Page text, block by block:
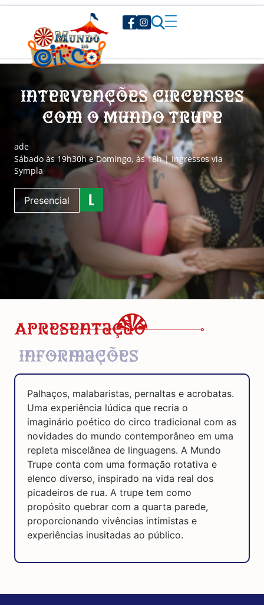
Intervenções Circenses
com o Mundo Trupe
ade
Sábado às 19h30h e Domingo, às 18h | Ingressos via
Sympla
Presencial
Apresentação
Informações
Palhaços, malabaristas, pernaltas e acrobatas.
Uma experiência lúdica que recria o
imaginário poético do circo tradicional com as
novidades do mundo contemporâneo em uma
repleta miscelânea de linguagens. A Mundo
Trupe conta com uma formação rotativa e
elenco diverso, inspirado na vida real dos
picadeiros de rua. A trupe tem como
propósito quebrar com a quarta parede,
proporcionando vivências intimistas e
experiências inusitadas ao público.